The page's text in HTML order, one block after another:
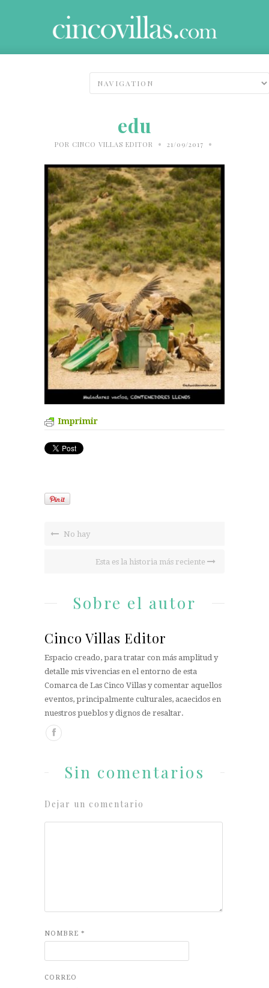
edu
POR CINCO VILLAS EDITOR • 21/09/2017 •
Imprimir
No hay
Esta es la historia más reciente
Sobre el autor
Cinco Villas Editor
Espacio creado, para tratar con más amplitud y
detalle mis vivencias en el entorno de esta
Comarca de Las Cinco Villas y comentar aquellos
eventos, principalmente culturales, acaecidos en
nuestros pueblos y dignos de resaltar.
Sin comentarios
Dejar un comentario
NOMBRE *
CORREO